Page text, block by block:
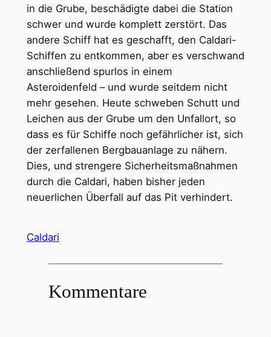
in die Grube, beschädigte dabei die Station
schwer und wurde komplett zerstört. Das
andere Schiff hat es geschafft, den Caldari-
Schiffen zu entkommen, aber es verschwand
anschließend spurlos in einem
Asteroidenfeld – und wurde seitdem nicht
mehr gesehen. Heute schweben Schutt und
Leichen aus der Grube um den Unfallort, so
dass es für Schiffe noch gefährlicher ist, sich
der zerfallenen Bergbauanlage zu nähern.
Dies, und strengere Sicherheitsmaßnahmen
durch die Caldari, haben bisher jeden
neuerlichen Überfall auf das Pit verhindert.
Caldari
Kommentare